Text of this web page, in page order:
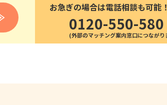
IT
営業
貿易
お急ぎの場合は電話相談も可能！
0120-550-580